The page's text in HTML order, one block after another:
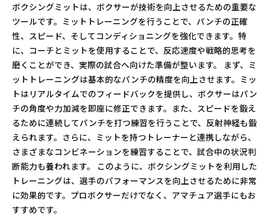
ボクシングミットは、ボクサーが技術を向上させるための重要な
ツールです。ミットトレーニングを行うことで、パンチの正確
性、スピード、そしてコンディショニングを強化できます。特
に、コーチとミットを使用することで、反応速度や戦略的思考を
磨くことができ、実際の試合へ向けた準備が整います。 まず、ミ
ットトレーニングは基本的なパンチの精度を向上させます。ミッ
トはリアルタイムでのフィードバックを提供し、ボクサーはパン
チの角度や力加減を即座に修正できます。また、スピードを鍛え
るために連続してパンチを打つ練習を行うことで、反射神経も鍛
えられます。さらに、ミットを持つトレーナーと連携しながら、
さまざまなコンビネーションを練習することで、試合中の状況判
断能力も養われます。 このように、ボクシングミットを利用した
トレーニングは、選手のパフォーマンスを向上させるために非常
に効果的です。プロボクサーだけでなく、アマチュア選手にもお
すすめです。